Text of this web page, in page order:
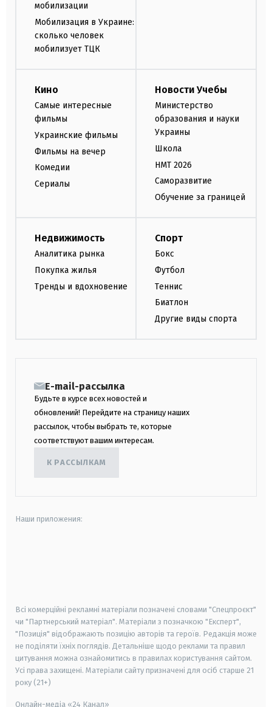
мобилизации
Мобилизация в Украине:
сколько человек
мобилизует ТЦК
Кино
Самые интересные
фильмы
Украинские фильмы
Фильмы на вечер
Комедии
Сериалы
Новости Учебы
Министерство
образования и науки
Украины
Школа
НМТ 2026
Саморазвитие
Обучение за границей
Недвижимость
Аналитика рынка
Покупка жилья
Тренды и вдохновение
Спорт
Бокс
Футбол
Теннис
Биатлон
Другие виды спорта
E-mail-рассылка
Будьте в курсе всех новостей и
обновлений! Перейдите на страницу наших
рассылок, чтобы выбрать те, которые
соответствуют вашим интересам.
К РАССЫЛКАМ
Наши приложения:
Всі комерційні рекламні матеріали позначені словами "Спецпроєкт"
чи "Партнерський матеріал". Матеріали з позначкою "Експерт",
"Позиція" відображають позицію авторів та героїв. Редакція може
не поділяти їхніх поглядів. Детальніше щодо реклами та правил
цитування можна ознайомитись в правилах користування сайтом.
Усі права захищені. Матеріали сайту призначені для осіб старше 21
року (21+)
Онлайн-медіа «24 Канал»